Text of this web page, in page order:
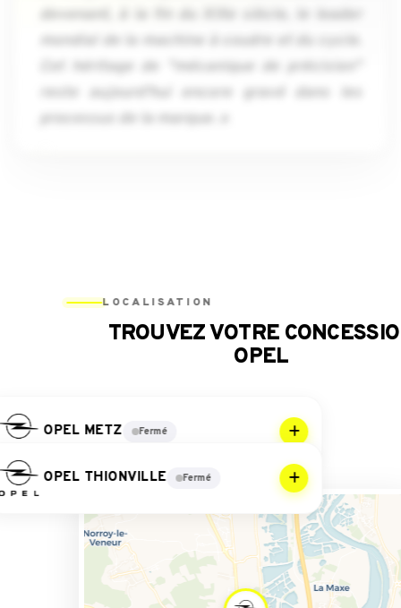
devenant, à la fin du XIXe siècle, le leader
mondial de la machine à coudre et du cycle.
Cet héritage de "mécanique de précision"
reste aujourd'hui encore gravé dans les
processus de la marque. »
LOCALISATION
TROUVEZ VOTRE
OPEL
OPEL METZ Fermé
9h-12h / 14h-19h
9h-12h / 14h-18h
OPEL THIONVILLE Fermé
9h-12h / 14h-19h